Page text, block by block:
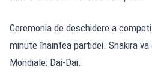
Ceremonia de deschidere a
minute înaintea partidei. Shakira
Mondiale: Dai-Dai.